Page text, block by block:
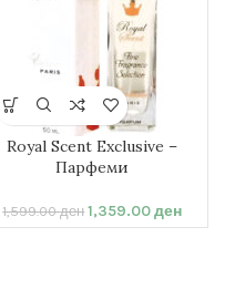
Royal Scent Exclusive –
Парфеми
1,599.00ден 1,359.00ден